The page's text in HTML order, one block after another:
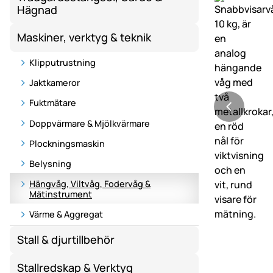
Hägnad
Maskiner, verktyg & teknik
Klipputrustning
Jaktkameror
Fuktmätare
Doppvärmare & Mjölkvärmare
Plockningsmaskin
Belysning
Hängvåg, Viltvåg, Fodervåg &
Mätinstrument
Värme & Aggregat
Stall & djurtillbehör
Stallredskap & Verktyg